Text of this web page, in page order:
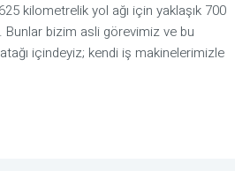
kilometrelik yol ağı için yaklaşık 700
Bunlar bizim asli görevimiz ve bu
içindeyiz; kendi iş makinelerimizle